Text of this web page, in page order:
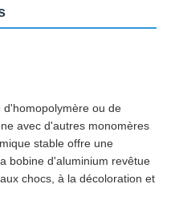
d'homopolymère ou de
avec d'autres monomères
stable offre une
bobine d'aluminium revêtue
chocs, à la décoloration et